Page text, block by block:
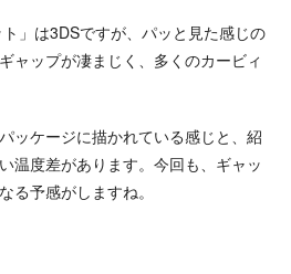
」は3DSですが、パッと見た感じの
ャップが凄まじく、多くのカービィ
ッケージに描かれている感じと、紹
温度差があります。今回も、ギャッ
る予感がしますね。